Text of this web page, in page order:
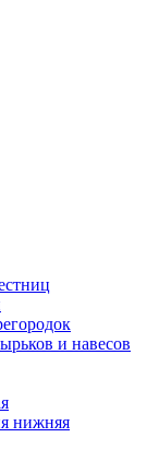
и навесов
нижняя